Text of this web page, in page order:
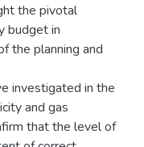
the pivotal
budget in
the planning and
investigated in the
and gas
that the level of